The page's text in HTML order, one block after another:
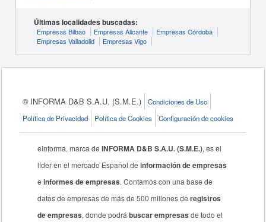
Últimas localidades buscadas:
Empresas Bilbao Empresas Alicante
Empresas Córdoba
Empresas Valladolid
Empresas Vigo
© INFORMA D&B S.A.U. (S.M.E.)
Condiciones de Uso
Política de Privacidad
Política de Cookies Configuración de cookies
eInforma, marca deINFORMA D&B S.A.U. (S.M.E.), es el
líder en el mercado Español deinformación de empresas
einformes de empresas. Contamos con una base de
datos de empresas de más de 500 millones deregistros
de empresas, donde podrábuscar empresas de todo el